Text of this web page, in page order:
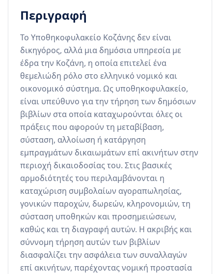
Περιγραφή
Το Υποθηκοφυλακείο Κοζάνης δεν είναι
δικηγόρος, αλλά μια δημόσια υπηρεσία με
έδρα την Κοζάνη, η οποία επιτελεί ένα
θεμελιώδη ρόλο στο ελληνικό νομικό και
οικονομικό σύστημα. Ως υποθηκοφυλακείο,
είναι υπεύθυνο για την τήρηση των δημόσιων
βιβλίων στα οποία καταχωρούνται όλες οι
πράξεις που αφορούν τη μεταβίβαση,
σύσταση, αλλοίωση ή κατάργηση
εμπραγμάτων δικαιωμάτων επί ακινήτων στην
περιοχή δικαιοδοσίας του. Στις βασικές
αρμοδιότητές του περιλαμβάνονται η
καταχώριση συμβολαίων αγοραπωλησίας,
γονικών παροχών, δωρεών, κληρονομιών, τη
σύσταση υποθηκών και προσημειώσεων,
καθώς και τη διαγραφή αυτών. Η ακριβής και
σύννομη τήρηση αυτών των βιβλίων
διασφαλίζει την ασφάλεια των συναλλαγών
επί ακινήτων, παρέχοντας νομική προστασία